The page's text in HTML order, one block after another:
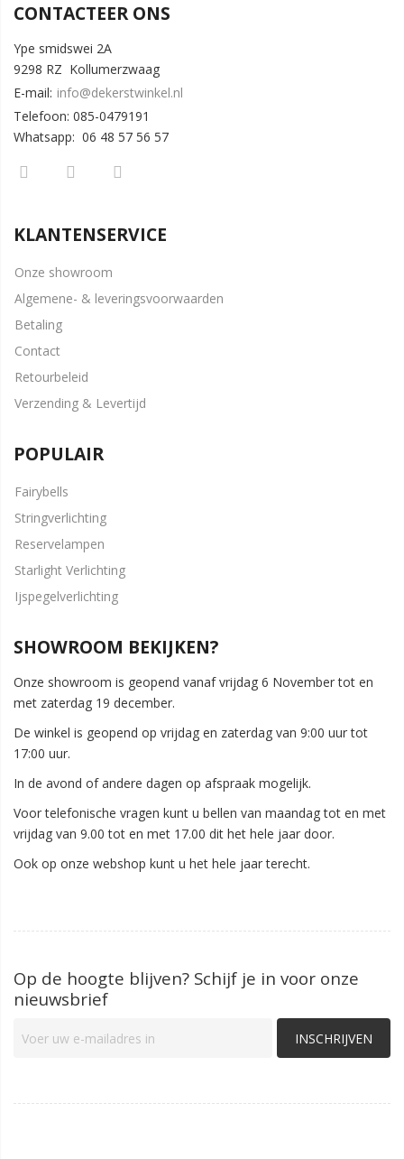
CONTACTEER ONS
Ype smidswei 2A
9298 RZ Kollumerzwaag
E-mail: info@dekerstwinkel.nl
Telefoon: 085-0479191
Whatsapp: 06 48 57 56 57
KLANTENSERVICE
Onze showroom
Algemene- & leveringsvoorwaarden
Betaling
Contact
Retourbeleid
Verzending & Levertijd
POPULAIR
Fairybells
Stringverlichting
Reservelampen
Starlight Verlichting
Ijspegelverlichting
SHOWROOM BEKIJKEN?
Onze showroom is geopend vanaf vrijdag 6 November tot en
met zaterdag 19 december.
De winkel is geopend op vrijdag en zaterdag van 9:00 uur tot
17:00 uur.
In de avond of andere dagen op afspraak mogelijk.
Voor telefonische vragen kunt u bellen van maandag tot en met
vrijdag van 9.00 tot en met 17.00 dit het hele jaar door.
Ook op onze webshop kunt u het hele jaar terecht.
Op de hoogte blijven? Schijf je in voor onze
nieuwsbrief
INSCHRIJVEN